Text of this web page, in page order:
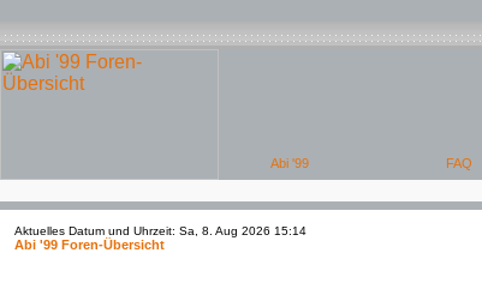
Aktuelles Datum und Uhrzeit: Sa, 8. Aug 2026 15:14
Abi '99 Foren-Übersicht